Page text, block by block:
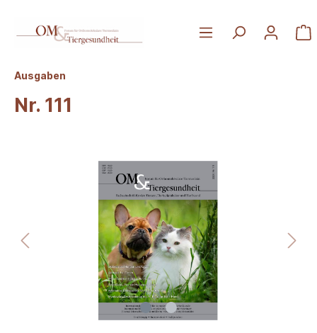
Ausgaben
Nr. 111